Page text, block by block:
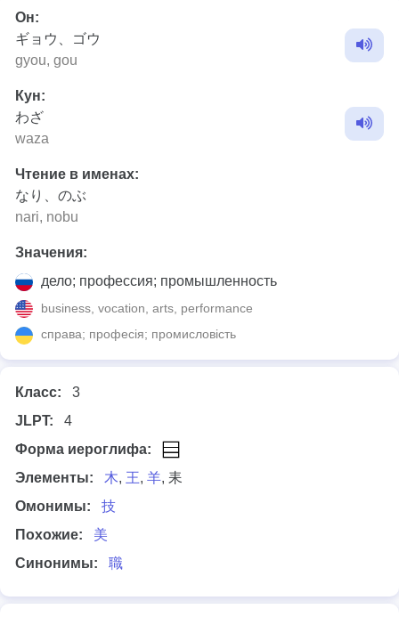
Он:
ギョウ、ゴウ
gyou, gou
Кун:
わざ
waza
Чтение в именах:
なり、のぶ
nari, nobu
Значения:
дело; профессия; промышленность
business, vocation, arts, performance
справа; професія; промисловість
Класс:
3
JLPT:
4
Форма иероглифа:
Элементы:
木, 王, 羊, 耒
Омонимы:
技
Похожие:
美
Синонимы:
職